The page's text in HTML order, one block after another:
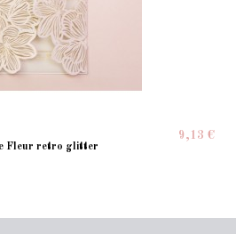
Fleur retro glitter
9,13 €